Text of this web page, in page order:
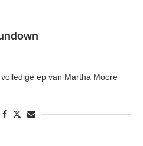
ep van Martha Moore